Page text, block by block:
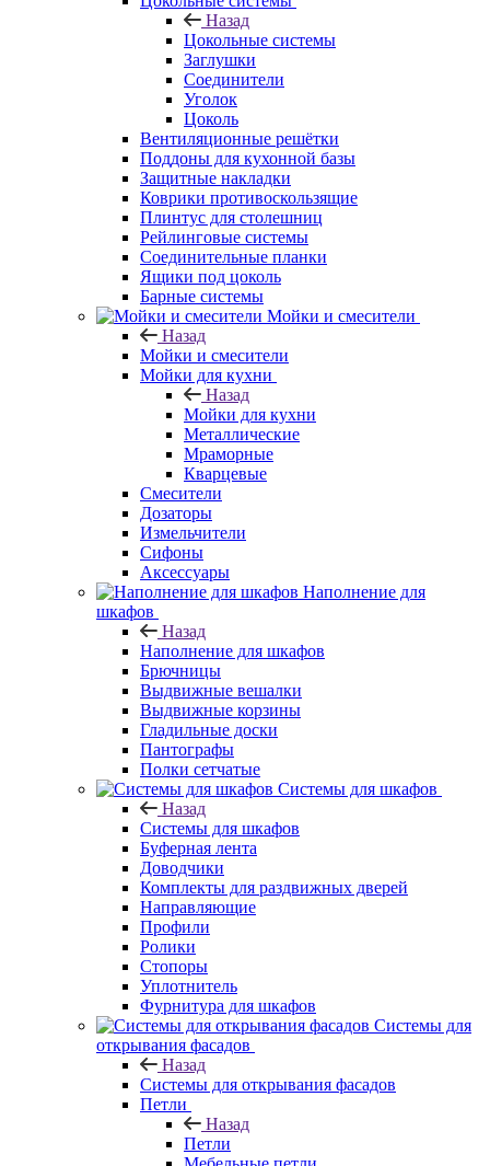
Назад
Цокольные системы
Заглушки
Соединители
Уголок
Цоколь
Вентиляционные решётки
Поддоны для кухонной базы
Защитные накладки
Коврики противоскользящие
Плинтус для столешниц
Рейлинговые системы
Соединительные планки
Ящики под цоколь
Барные системы
Мойки и смесители
Назад
Мойки и смесители
Мойки для кухни
Назад
Мойки для кухни
Металлические
Мраморные
Кварцевые
Смесители
Дозаторы
Измельчители
Сифоны
Аксессуары
Наполнение для
шкафов
Назад
Наполнение для шкафов
Брючницы
Выдвижные вешалки
Выдвижные корзины
Гладильные доски
Пантографы
Полки сетчатые
Системы для шкафов
Назад
Системы для шкафов
Буферная лента
Доводчики
Комплекты для раздвижных дверей
Направляющие
Профили
Ролики
Стопоры
Уплотнитель
Фурнитура для шкафов
Системы для
открывания фасадов
Назад
Системы для открывания фасадов
Петли
Назад
Петли